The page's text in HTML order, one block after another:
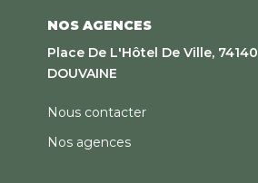
NOS AGENCES
Place De L'Hôtel De Ville, 74140
DOUVAINE
Nous contacter
Nos agences